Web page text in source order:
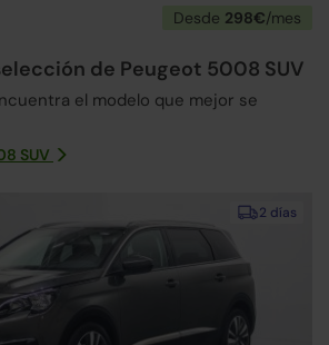
Desde 298€/mes
de Peugeot 5008 SUV
el modelo que mejor se
SUV
2 días